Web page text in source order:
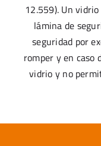
12.559). Un
lámina de
seguridad por
romper y en caso
vidrio y no